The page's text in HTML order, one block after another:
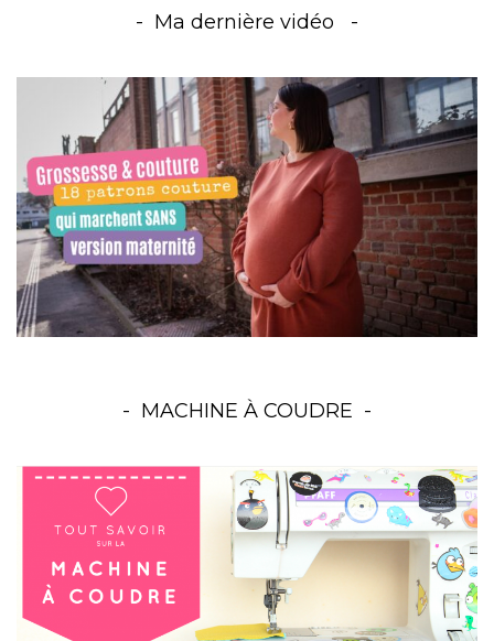
Ma dernière vidéo
MACHINE À COUDRE